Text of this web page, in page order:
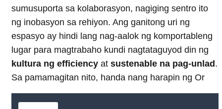
sumusuporta sa kolaborasyon, nagiging sentro ito
ng inobasyon sa rehiyon. Ang ganitong uri ng
espasyo ay hindi lang nag-aalok ng komportableng
lugar para magtrabaho kundi nagtataguyod din ng
kultura ng efficiency at sustenable na pag-unlad.
Sa pamamagitan nito, handa nang harapin ng Or